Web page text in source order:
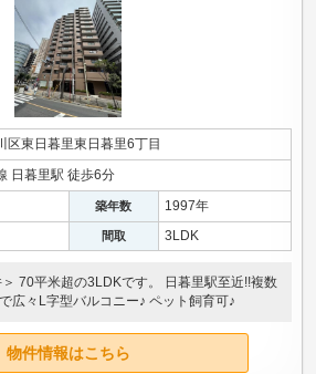
区東日暮里東日暮里6丁目
日暮里駅 徒歩6分
築年数 1997年
間取 3LDK
70平米超の3LDKです。 日暮里駅至近!!複数
広々L字型バルコニー♪ ペット飼育可♪
物件情報はこちら